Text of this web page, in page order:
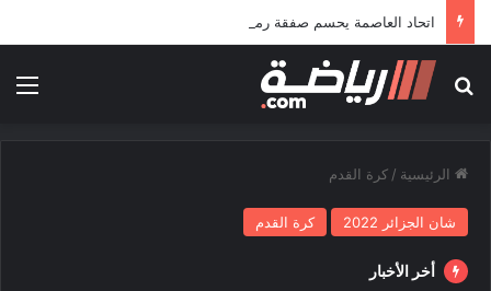
اتحاد العاصمة يحسم صفقة رمضاوي ويضمه لثلاثة مواسم
بحث عن
الرئيسية / كرة القدم
شان الجزائر 2022 كرة القدم
أخر الأخبار